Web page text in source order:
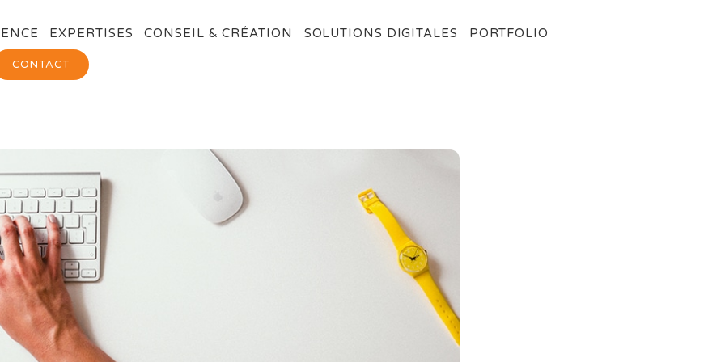
EXPERTISES CONSEIL & CRÉATION SOLUTIONS DIGITALES PORTFOLIO
CONTACT